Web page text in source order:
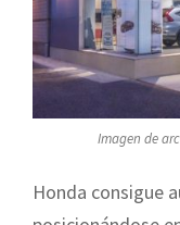
Imagen de
Honda consigue